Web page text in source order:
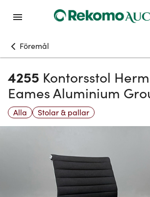
Föremål
4255 Kontorsstol
Eames Aluminium
Alla Stolar & pallar